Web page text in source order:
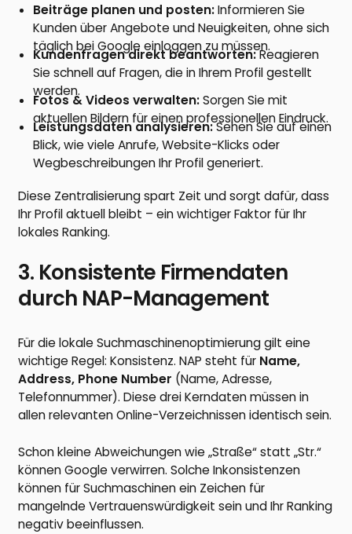
Beiträge planen und posten:Informieren Sie
Kunden über Angebote und Neuigkeiten, ohne sich
täglich bei Google einloggen zu müssen.
Kundenfragen direkt beantworten:Reagieren
Sie schnell auf Fragen, die in Ihrem Profil gestellt
werden.
Fotos & Videos verwalten:Sorgen Sie mit
aktuellen Bildern für einen professionellen Eindruck.
Leistungsdaten analysieren:Sehen Sie auf einen
Blick, wie viele Anrufe, Website-Klicks oder
Wegbeschreibungen Ihr Profil generiert.
Diese Zentralisierung spart Zeit und sorgt dafür, dass
Ihr Profil aktuell bleibt – ein wichtiger Faktor für Ihr
lokales Ranking.
3. Konsistente Firmendaten
durch NAP-Management
Für die lokale Suchmaschinenoptimierung gilt eine
wichtige Regel: Konsistenz. NAP steht für Name,
Address, Phone Number (Name, Adresse,
Telefonnummer). Diese drei Kerndaten müssen in
allen relevanten Online-Verzeichnissen identisch sein.
Schon kleine Abweichungen wie „Straße“ statt „Str.“
können Google verwirren. Solche Inkonsistenzen
können für Suchmaschinen ein Zeichen für
mangelnde Vertrauenswürdigkeit sein und Ihr Ranking
negativ beeinflussen.